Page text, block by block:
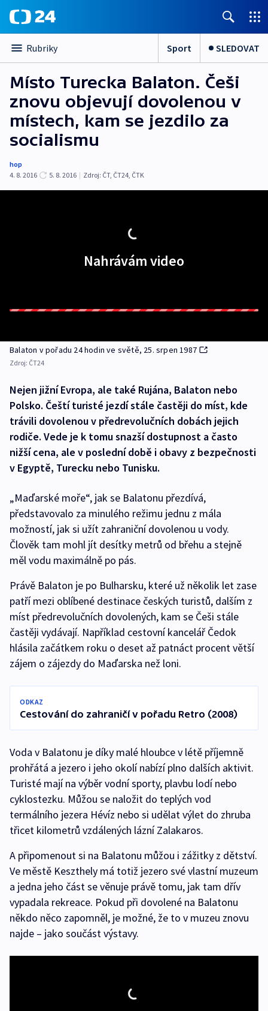
Rubriky Sport SLEDOVAT
Místo Turecka Balaton. Češi
znovu objevují dovolenou v
místech, kam se jezdilo za
socialismu
hop
4. 8. 2016
5. 8. 2016 | Zdroj: ČT, ČT24, ČTK
Nahrávám video
Balaton v pořadu 24 hodin ve světě, 25. srpen 1987
Zdroj: ČT24
Nejen jižní Evropa, ale také Rujána, Balaton nebo
Polsko. Čeští turisté jezdí stále častěji do míst, kde
trávili dovolenou v předrevolučních dobách jejich
rodiče. Vede je k tomu snazší dostupnost a často
nižší cena, ale v poslední době i obavy z bezpečnosti
v Egyptě, Turecku nebo Tunisku.
„Maďarské moře“, jak se Balatonu přezdívá,
představovalo za minulého režimu jednu z mála
možností, jak si užít zahraniční dovolenou u vody.
Člověk tam mohl jít desítky metrů od břehu a stejně
měl vodu maximálně po pás.
Právě Balaton je po Bulharsku, které už několik let zase
patří mezi oblíbené destinace českých turistů, dalším z
míst předrevolučních dovolených, kam se Češi stále
častěji vydávají. Například cestovní kancelář Čedok
hlásila začátkem roku o deset až patnáct procent větší
zájem o zájezdy do Maďarska než loni.
ODKAZ
Cestování do zahraničí v pořadu Retro (2008)
Voda v Balatonu je díky malé hloubce v létě příjemně
prohřátá a jezero i jeho okolí nabízí plno dalších aktivit.
Turisté mají na výběr vodní sporty, plavbu lodí nebo
cyklostezku. Můžou se naložit do teplých vod
termálního jezera Hévíz nebo si udělat výlet do zhruba
třicet kilometrů vzdálených lázní Zalakaros.
A připomenout si na Balatonu můžou i zážitky z dětství.
Ve městě Keszthely má totiž jezero své vlastní muzeum
a jedna jeho část se věnuje právě tomu, jak tam dřív
vypadala rekreace. Pokud při dovolené na Balatonu
někdo něco zapomněl, je možné, že to v muzeu znovu
najde – jako součást výstavy.